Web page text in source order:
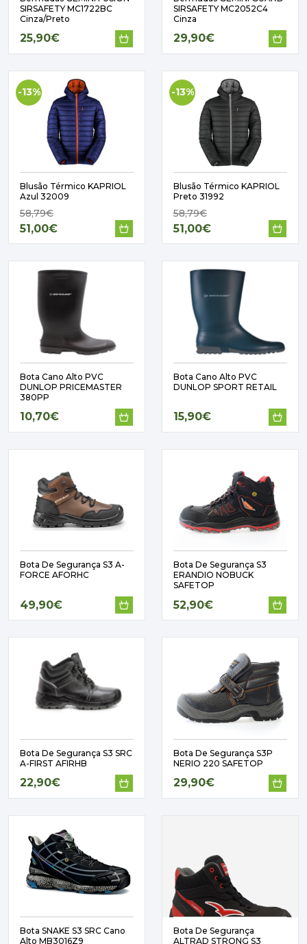
TINTAS, DROGAS E LIMPEZA
DYRUP
SKIL
SIRSAFETY MC1722BC
Cinza/Preto
25,90€
SIRSAFETY MC2052C4
Cinza
29,90€
-13%
Blusão Térmico KAPRIOL
Azul 32009
58,79€
51,00€
-13%
Blusão Térmico KAPRIOL
Preto 31992
58,79€
51,00€
Bota Cano Alto PVC
DUNLOP PRICEMASTER
380PP
10,70€
Bota Cano Alto PVC
DUNLOP SPORT RETAIL
15,90€
Bota De Segurança S3 A-
FORCE AFORHC
49,90€
Bota De Segurança S3
ERANDIO NOBUCK
SAFETOP
52,90€
Bota De Segurança S3 SRC
A-FIRST AFIRHB
22,90€
Bota De Segurança S3P
NERIO 220 SAFETOP
29,90€
Bota SNAKE S3 SRC Cano
Alto MB3016Z9
Bota De Segurança
ALTRAD STRONG S3